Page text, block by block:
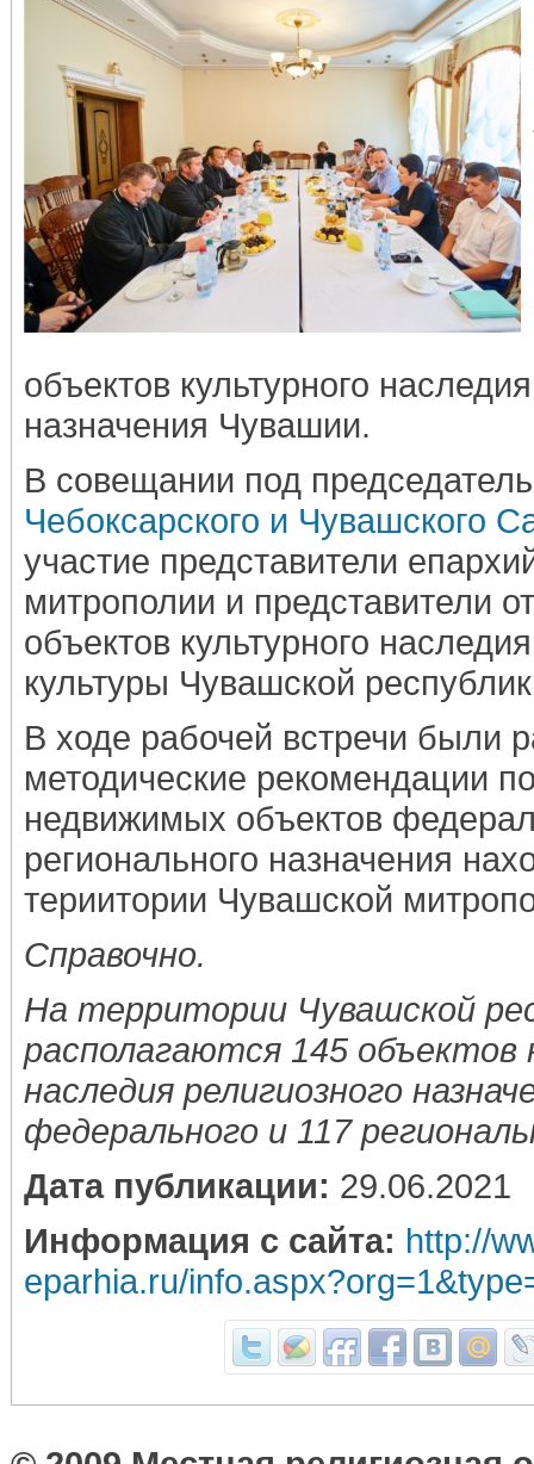
объектов культурного
назначения Чувашии.
В совещании под
Чебоксарского и Чувашского
участие представители
митрополии и представители
объектов культурного
культуры Чувашской
В ходе рабочей встречи были
методические рекомендации
недвижимых объектов
регионального назначения
териитории Чувашской
Справочно.
На территории Чувашской
располагаются 145 объектов
наследия религиозного
федерального и 117
Дата публикации: 29.06.2021
Информация с сайта: http://
eparhia.ru/